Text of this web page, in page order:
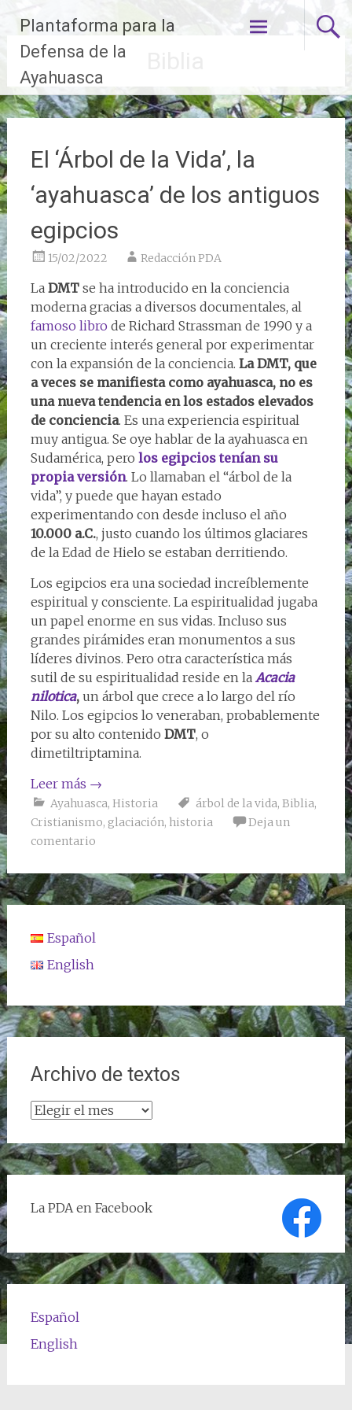
contenido
Plantaforma para la
Defensa de la
Ayahuasca
El ‘Árbol de la Vida’, la
‘ayahuasca’ de los antiguos
egipcios
15/02/2022 Redacción PDA
La DMTse ha introducido en la conciencia
moderna gracias a diversos documentales, al
famoso libro de Richard Strassman de 1990 y a
un creciente interés general por experimentar
con la expansión de la conciencia. La DMT, que
a veces se manifiesta como ayahuasca, no es
una nueva tendencia en los estados elevados
de conciencia. Es una experiencia espiritual
muy antigua. Se oye hablar de la ayahuasca en
Sudamérica, pero los egipcios tenían su
propia versión. Lo llamaban el “árbol de la
vida”, y puede que hayan estado
experimentando con desde incluso el año
10.000 a.C., justo cuando los últimos glaciares
de la Edad de Hielo se estaban derritiendo.
Los egipcios era una sociedad increíblemente
espiritual y consciente. La espiritualidad jugaba
un papel enorme en sus vidas. Incluso sus
grandes pirámides eran monumentos a sus
líderes divinos. Pero otra característica más
sutil de su espiritualidad reside en la Acacia
nilotica,un árbol que crece a lo largo del río
Nilo. Los egipcios lo veneraban, probablemente
por su alto contenido DMT, o
dimetiltriptamina.
Leer más →
Ayahuasca, Historia árbol de la vida, Biblia,
Cristianismo, glaciación, historia
Deja un
comentario
Español
English
Archivo de textos
Archivo
textos
La PDA en Facebook
Español
English